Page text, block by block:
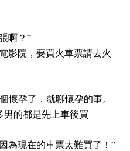
啊？”
影院，要買火車票請去火
懷孕了，就聊懷孕的事。
的都是先上車後買
為現在的車票太難買了！”